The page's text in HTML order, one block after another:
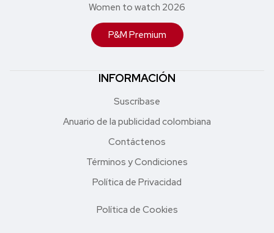
Women to watch 2026
P&M Premium
INFORMACIÓN
Suscríbase
Anuario de la publicidad colombiana
Contáctenos
Términos y Condiciones
Política de Privacidad
Política de Cookies